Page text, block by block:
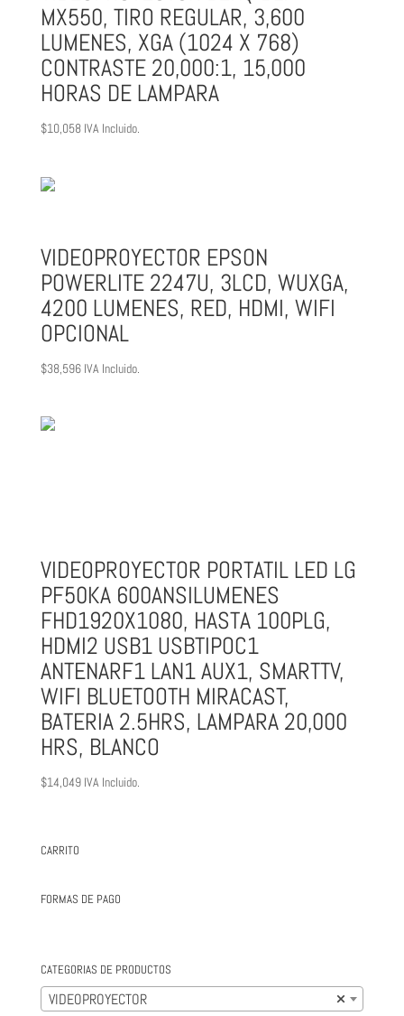
MX550, TIRO REGULAR, 3,600
LUMENES, XGA (1024 X 768)
CONTRASTE 20,000:1, 15,000
HORAS DE LAMPARA
$10,058 IVA Incluido.
VIDEOPROYECTOR EPSON
POWERLITE 2247U, 3LCD, WUXGA,
4200 LUMENES, RED, HDMI, WIFI
OPCIONAL
$38,596 IVA Incluido.
VIDEOPROYECTOR PORTATIL LED LG
PF50KA 600ANSILUMENES
FHD1920X1080, HASTA 100PLG,
HDMI2 USB1 USBTIPOC1
ANTENARF1 LAN1 AUX1, SMARTTV,
WIFI BLUETOOTH MIRACAST,
BATERIA 2.5HRS, LAMPARA 20,000
HRS, BLANCO
$14,049 IVA Incluido.
CARRITO
FORMAS DE PAGO
CATEGORIAS DE PRODUCTOS
×
VIDEOPROYECTOR